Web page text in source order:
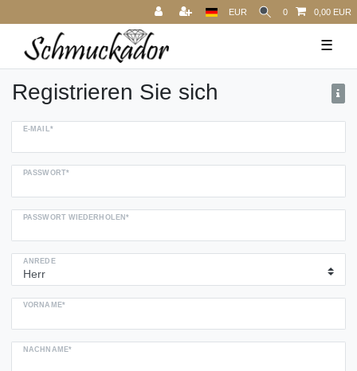
EUR 0 0,00 EUR
☰
Registrieren Sie sich
E-MAIL*
PASSWORT*
PASSWORT WIEDERHOLEN*
ANREDE
VORNAME*
NACHNAME*